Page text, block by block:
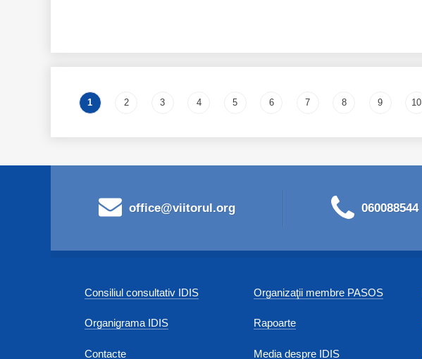
Pages
1 2 3 4 5 6 7 8 9 10
office@viitorul.org 060088544
Consiliul consultativ IDIS
Organigrama IDIS
Contacte
Organizaţii membre PASOS
Rapoarte
Media despre IDIS